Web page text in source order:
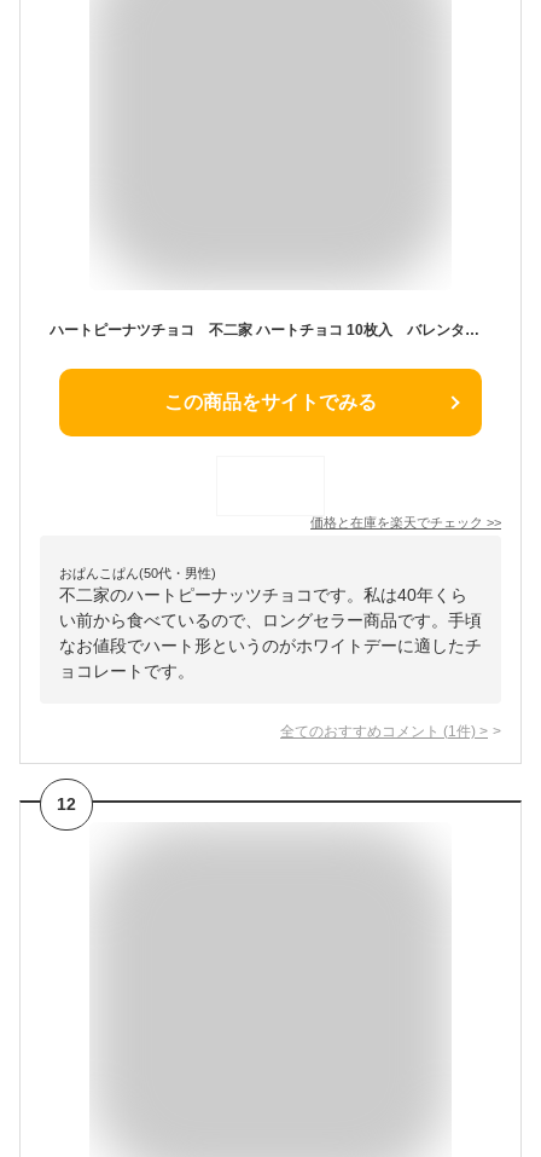
ハートピーナツチョコ 不二家 ハートチョコ 10枚入 バレンタイン・ギフト・催事
この商品をサイトでみる
価格と在庫を楽天でチェック >>
おぱんこぱん(50代・男性)
不二家のハートピーナッツチョコです。私は40年くら
い前から食べているので、ロングセラー商品です。手頃
なお値段でハート形というのがホワイトデーに適したチ
ョコレートです。
全てのおすすめコメント (1 件) >
12